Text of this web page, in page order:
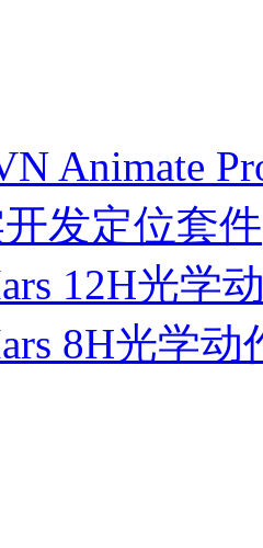
Animate
发定位套件
12H光学
8H光学动